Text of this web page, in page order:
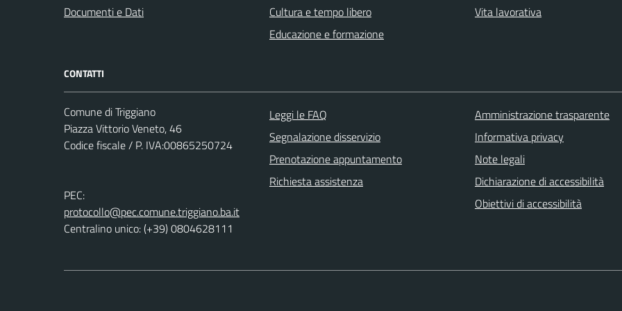
Documenti e Dati
Cultura e tempo libero
Educazione e formazione
Vita lavorativa
CONTATTI
Comune di Triggiano
Piazza Vittorio Veneto, 46
Codice fiscale / P. IVA:00865250724
PEC:
protocollo@pec.comune.triggiano.ba.it
Centralino unico: (+39) 0804628111
Leggi le FAQ
Segnalazione disservizio
Prenotazione appuntamento
Richiesta assistenza
Amministrazione trasparente
Informativa privacy
Note legali
Dichiarazione di accessibilità
Obiettivi di accessibilità